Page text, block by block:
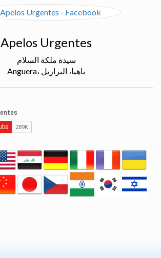
Apelos Urgentes
سيدة ملكة السلام
Anguera، باهيا، البرازيل